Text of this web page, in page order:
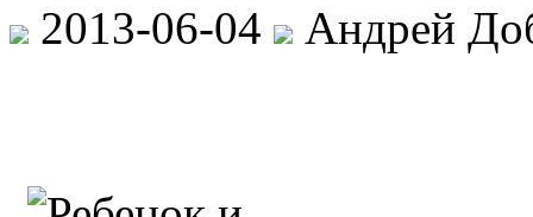
2013-06-04 Андрей